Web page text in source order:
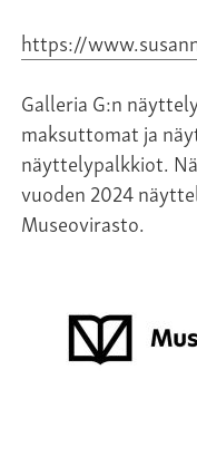
https://
Galleria G:n
maksuttomat ja
näyttelypalkkiot.
vuoden 2024
Museovirasto.